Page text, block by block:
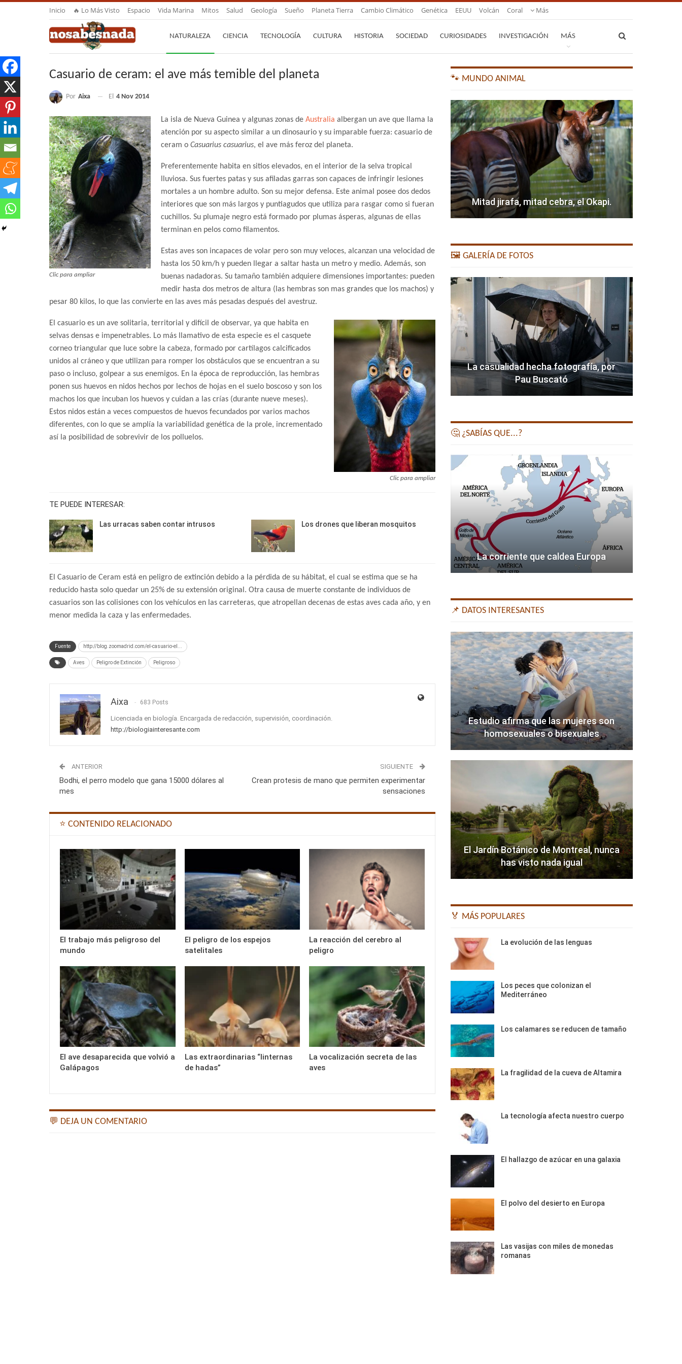
Inicio 🔥 Lo Más Visto Espacio Vida Marina Mitos Salud Geología Sueño Planeta Tierra Cambio Climático Genética EEUU Volcán Coral Más
NATURALEZA CIENCIA TECNOLOGÍA CULTURA HISTORIA SOCIEDAD CURIOSIDADES INVESTIGACIÓN MÁS
Casuario de ceram: el ave más temible del planeta
Por Aixa El 4 Nov 2014
Clic para ampliar
La isla de Nueva Guinea y algunas zonas de Australia albergan un ave que llama la
atención por su aspecto similar a un dinosaurio y su imparable fuerza: casuario de
ceram o Casuarius casuarius, el ave más feroz del planeta.
Preferentemente habita en sitios elevados, en el interior de la selva tropical
lluviosa. Sus fuertes patas y sus afiladas garras son capaces de infringir lesiones
mortales a un hombre adulto. Son su mejor defensa. Este animal posee dos dedos
interiores que son más largos y puntiagudos que utiliza para rasgar como si fueran
cuchillos. Su plumaje negro está formado por plumas ásperas, algunas de ellas
terminan en pelos como filamentos.
Estas aves son incapaces de volar pero son muy veloces, alcanzan una velocidad de
hasta los 50 km/h y pueden llegar a saltar hasta un metro y medio. Además, son
buenas nadadoras. Su tamaño también adquiere dimensiones importantes: pueden
medir hasta dos metros de altura (las hembras son mas grandes que los machos) y
pesar 80 kilos, lo que las convierte en las aves más pesadas después del avestruz.
Clic para ampliar
El casuario es un ave solitaria, territorial y difícil de observar, ya que habita en
selvas densas e impenetrables. Lo más llamativo de esta especie es el casquete
corneo triangular que luce sobre la cabeza, formado por cartílagos calcificados
unidos al cráneo y que utilizan para romper los obstáculos que se encuentran a su
paso o incluso, golpear a sus enemigos. En la época de reproducción, las hembras
ponen sus huevos en nidos hechos por lechos de hojas en el suelo boscoso y son los
machos los que incuban los huevos y cuidan a las crías (durante nueve meses).
Estos nidos están a veces compuestos de huevos fecundados por varios machos
diferentes, con lo que se amplía la variabilidad genética de la prole, incrementado
así la posibilidad de sobrevivir de los polluelos.
TE PUEDE INTERESAR:
Las urracas saben contar intrusos Los drones que liberan mosquitos
El Casuario de Ceram está en peligro de extinción debido a la pérdida de su hábitat, el cual se estima que se ha
reducido hasta solo quedar un 25% de su extensión original. Otra causa de muerte constante de individuos de
casuarios son las colisiones con los vehículos en las carreteras, que atropellan decenas de estas aves cada año, y en
menor medida la caza y las enfermedades.
Fuente http://blog.zoomadrid.com/el-casuario-el...
Aves Peligro de Extinción Peligroso
Aixa 683 Posts
Licenciada en biología. Encargada de redacción, supervisión, coordinación.
http://biologiainteresante.com
ANTERIOR
Bodhi, el perro modelo que gana 15000 dólares al
mes
SIGUIENTE
Crean protesis de mano que permiten experimentar
sensaciones
⭐ CONTENIDO RELACIONADO
El trabajo más peligroso del
mundo
El peligro de los espejos
satelitales
La reacción del cerebro al
peligro
El ave desaparecida que volvió a
Galápagos
Las extraordinarias “linternas
de hadas”
La vocalización secreta de las
aves
💬 DEJA UN COMENTARIO
🐾 MUNDO ANIMAL
Mitad jirafa, mitad cebra, el Okapi.
🖼️ GALERÍA DE FOTOS
La casualidad hecha fotografía, por
Pau Buscató
🤔 ¿SABÍAS QUE...?
La corriente que caldea Europa
📌 DATOS INTERESANTES
Estudio afirma que las mujeres son
homosexuales o bisexuales
El Jardín Botánico de Montreal, nunca
has visto nada igual
🏅 MÁS POPULARES
La evolución de las lenguas
Los peces que colonizan el
Mediterráneo
Los calamares se reducen de tamaño
La fragilidad de la cueva de Altamira
La tecnología afecta nuestro cuerpo
El hallazgo de azúcar en una galaxia
El polvo del desierto en Europa
Las vasijas con miles de monedas
romanas